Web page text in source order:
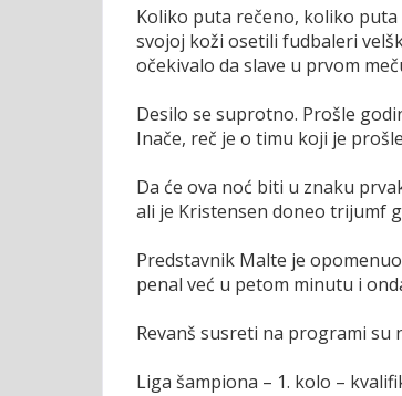
Koliko puta rečeno, koliko
svojoj koži osetili fudbaleri
očekivalo da slave u prvom
Desilo se suprotno. Prošle
Inače, reč je o timu koji je
Da će ova noć biti u znaku
ali je Kristensen doneo trijumf
Predstavnik Malte je
penal već u petom minutu i
Revanš susreti na programi su
Liga šampiona – 1. kolo –